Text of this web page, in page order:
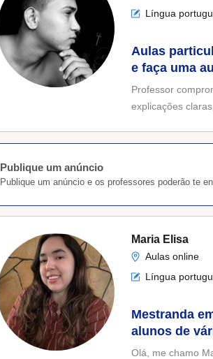
Língua
Aulas
e faça uma
Professor
explicações
Publique um anúncio
Publique um anúncio e os professores poderão te
Maria Elisa
Aulas online
Língua
Mestranda
alunos de
Olá, me chamo